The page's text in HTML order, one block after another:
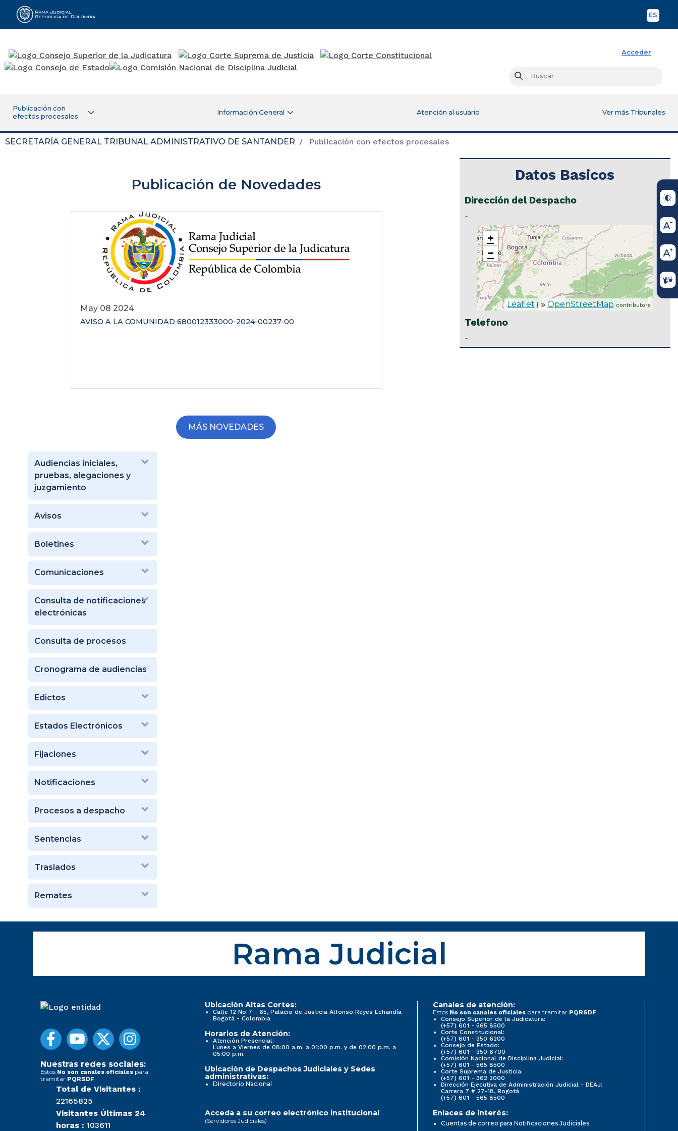
ES
Rama Judicial
Acceder
Buscar
Publicación con
efectos procesales
Información General Atención al usuario Ver más Tribunales
SECRETARÍA GENERAL TRIBUNAL ADMINISTRATIVO DE SANTANDER Publicación con efectos procesales
Publicación de Novedades
May 08 2024
AVISO A LA COMUNIDAD 680012333000-2024-00237-00
May 08 2024
AVISO SORTEO DE MAGISTRADO PONENTE
MÁS NOVEDADES
Audiencias iniciales,
pruebas, alegaciones y
juzgamiento
Avisos
Boletines
Comunicaciones
Consulta de notificaciones
electrónicas
Consulta de procesos
Cronograma de audiencias
Edictos
Estados Electrónicos
Fijaciones
Notificaciones
Procesos a despacho
Sentencias
Traslados
Remates
Datos Basicos
Dirección del Despacho
-
+
−
Leaflet | ©OpenStreetMap contributors
Telefono
-
Rama Judicial
Nuestras redes sociales:
Estos No son canales oficiales para
tramitar PQRSDF
Total de Visitantes :
22165825
Visitantes Últimas 24
horas : 103611
Ubicación Altas Cortes:
Calle 12 No 7 - 65, Palacio de Justicia Alfonso Reyes Echandía
Bogotá - Colombia
Horarios de Atención:
Atención Presencial:
Lunes a Viernes de 08:00 a.m. a 01:00 p.m. y de 02:00 p.m. a
05:00 p.m.
Ubicación de Despachos Judiciales y Sedes
administrativas:
Directorio Nacional
Canales de atención:
Estos No son canales oficiales para tramitar PQRSDF
Consejo Superior de la Judicatura:
(+57) 601 - 565 8500
Corte Constitucional:
(+57) 601 - 350 6200
Consejo de Estado:
(+57) 601 - 350 6700
Comisión Nacional de Disciplina Judicial:
(+57) 601 - 565 8500
Corte Suprema de Justicia:
(+57) 601 - 362 2000
Dirección Ejecutiva de Administración Judicial - DEAJ:
Carrera 7 # 27-18, Bogotá
(+57) 601 - 565 8500
Acceda a su correo electrónico institucional
(Servidores Judiciales)
Enlaces de interés:
Cuentas de correo para Notificaciones Judiciales